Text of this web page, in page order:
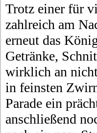
Trotz einer für
zahlreich am
erneut das
Getränke,
wirklich an
in feinsten
Parade ein
anschließend